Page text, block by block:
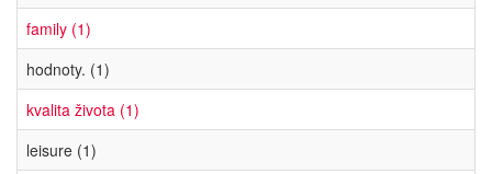
family (1)
hodnoty. (1)
kvalita života (1)
leisure (1)